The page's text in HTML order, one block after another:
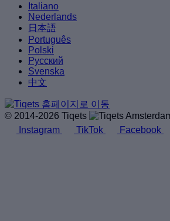
Italiano
Nederlands
日本語
Português
Polski
Русский
Svenska
中文
© 2014-2026 Tiqets
Instagram
TikTok Facebook